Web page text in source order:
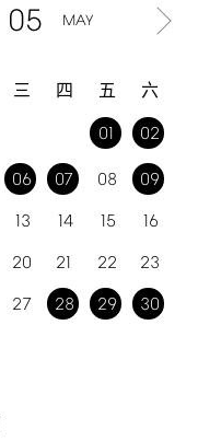
05 MAY
三 四 五 六
01 02
06 07 08 09
13 14 15 16
20 21 22 23
27 28 29 30